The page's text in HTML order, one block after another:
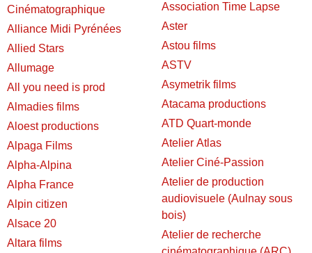
Cinématographique
Alliance Midi Pyrénées
Allied Stars
Allumage
All you need is prod
Almadies films
Aloest productions
Alpaga Films
Alpha-Alpina
Alpha France
Alpin citizen
Alsace 20
Altara films
Association Time Lapse
Aster
Astou films
ASTV
Asymetrik films
Atacama productions
ATD Quart-monde
Atelier Atlas
Atelier Ciné-Passion
Atelier de production
audiovisuele (Aulnay sous
bois)
Atelier de recherche